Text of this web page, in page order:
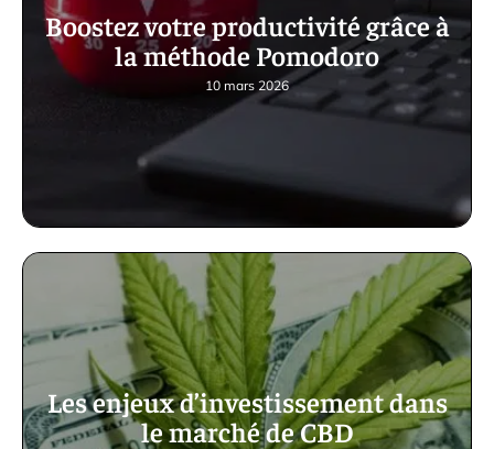
Boostez votre productivité grâce à
la méthode Pomodoro
10 mars 2026
Les enjeux d’investissement dans
le marché de CBD